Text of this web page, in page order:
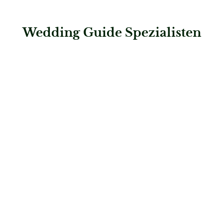
Wedding Guide Spezialisten